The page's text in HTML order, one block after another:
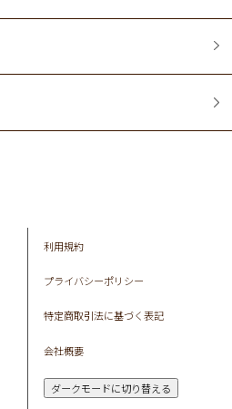
利用規約
プライバシーポリシー
特定商取引法に基づく表記
会社概要
ダークモードに切り替える